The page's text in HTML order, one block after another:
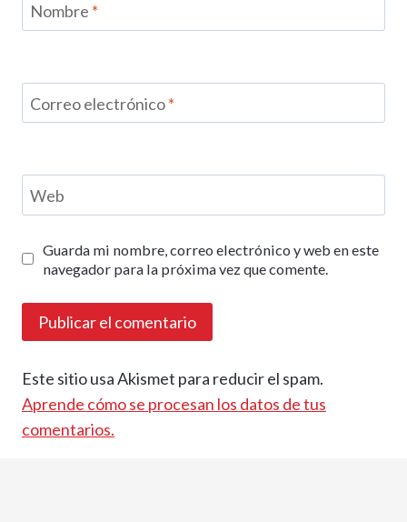
Nombre *
Correo electrónico*
Web
Guarda mi nombre, correo electrónico y web en este
navegador para la próxima vez que comente.
Este sitio usa Akismet para reducir el spam.
Aprende cómo se procesan los datos de tus
comentarios.